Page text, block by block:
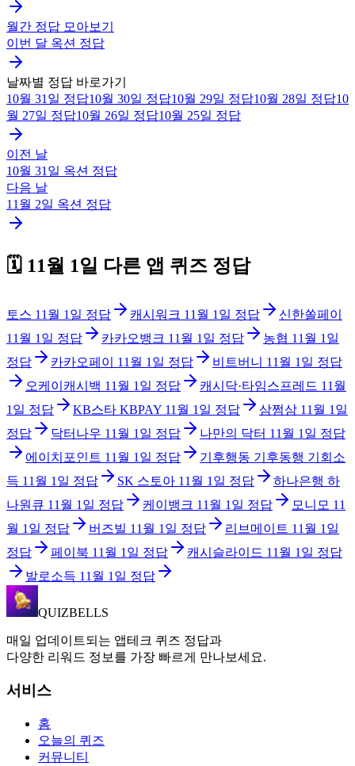
월간 정답 모아보기
이번 달 옥션 정답
날짜별 정답 바로가기
10월 31일 정답10월 30일 정답10월 29일 정답10월 28일 정답10
월 27일 정답10월 26일 정답10월 25일 정답
이전 날
10월 31일 옥션 정답
다음 날
11월 2일 옥션 정답
🗓️ 11월 1일 다른 앱 퀴즈 정답
토스 11월 1일 정답 캐시워크 11월 1일 정답
신한쏠페이
11월 1일 정답 카카오뱅크 11월 1일 정답 농협 11월 1일
정답
카카오페이 11월 1일 정답 비트버니 11월 1일 정답
오케이캐시백 11월 1일 정답 캐시닥·타임스프레드 11월
1일 정답 KB스타 KBPAY 11월 1일 정답 삼쩜삼 11월 1일
정답
닥터나우 11월 1일 정답 나만의 닥터 11월 1일 정답
에이치포인트 11월 1일 정답
기후행동 기후동행 기회소
득 11월 1일 정답 SK 스토아 11월 1일 정답
하나은행 하
나원큐 11월 1일 정답 케이뱅크 11월 1일 정답 모니모 11
월 1일 정답 버즈빌 11월 1일 정답 리브메이트 11월 1일
정답
페이북 11월 1일 정답 캐시슬라이드 11월 1일 정답
발로소득 11월 1일 정답
QUIZBELLS
매일 업데이트되는 앱테크 퀴즈 정답과
다양한 리워드 정보를 가장 빠르게 만나보세요.
서비스
홈
오늘의 퀴즈
커뮤니티